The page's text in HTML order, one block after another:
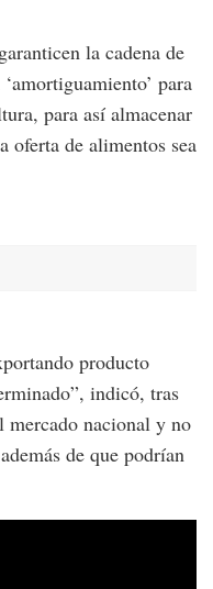
la cadena de
para
para así almacenar
oferta de alimentos sea
producto
indicó, tras
mercado nacional y no
de que podrían